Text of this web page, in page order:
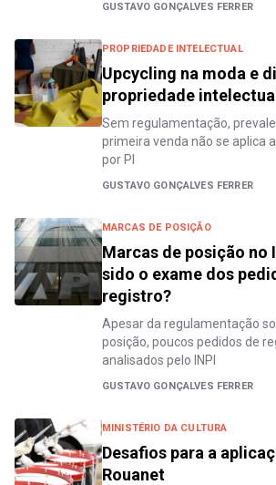
GUSTAVO GONÇALVES FERRER
PROPRIEDADE INTELECTUAL
Upcycling na moda e
propriedade intelectual
Sem regulamentação,
primeira venda não se aplica
por PI
GUSTAVO GONÇALVES FERRER
MARCAS DE POSIÇÃO
Marcas de posição no
sido o exame dos
registro?
Apesar da regulamentação
posição, poucos pedidos de
analisados pelo INPI
GUSTAVO GONÇALVES FERRER
MINISTÉRIO DA CULTURA
Desafios para a
Rouanet